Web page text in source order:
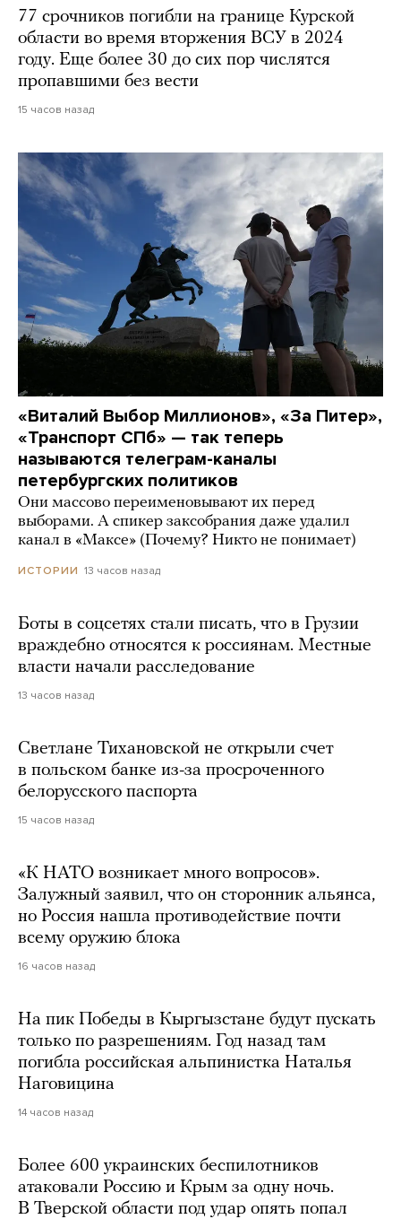
77 срочников погибли на границе Курской
области во время вторжения ВСУ в 2024
году. Еще более 30 до сих пор числятся
пропавшими без вести
15 часов назад
«Виталий Выбор Миллионов», «За Питер»,
«Транспорт СПб» — так теперь
называются телеграм-каналы
петербургских политиков
Они массово переименовывают их перед
выборами. А спикер заксобрания даже удалил
канал в «Максе» (Почему? Никто не понимает)
ИСТОРИИ 13 часов назад
Боты в соцсетях стали писать, что в Грузии
враждебно относятся к россиянам. Местные
власти начали расследование
13 часов назад
Светлане Тихановской не открыли счет
в польском банке из-за просроченного
белорусского паспорта
15 часов назад
«К НАТО возникает много вопросов».
Залужный заявил, что он сторонник альянса,
но Россия нашла противодействие почти
всему оружию блока
16 часов назад
На пик Победы в Кыргызстане будут пускать
только по разрешениям. Год назад там
погибла российская альпинистка Наталья
Наговицина
14 часов назад
Более 600 украинских беспилотников
атаковали Россию и Крым за одну ночь.
В Тверской области под удар опять попал